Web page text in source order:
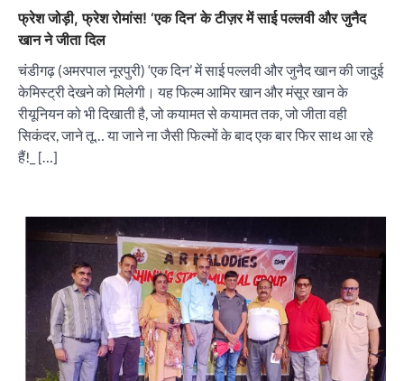
फ्रेश जोड़ी, फ्रेश रोमांस! ‘एक दिन’ के टीज़र में साई पल्लवी और जुनैद
खान ने जीता दिल
चंडीगढ़ (अमरपाल नूरपुरी) ‘एक दिन’ में साई पल्लवी और जुनैद खान की जादुई
केमिस्ट्री देखने को मिलेगी। यह फिल्म आमिर खान और मंसूर खान के
रीयूनियन को भी दिखाती है, जो कयामत से कयामत तक, जो जीता वही
सिकंदर, जाने तू… या जाने ना जैसी फिल्मों के बाद एक बार फिर साथ आ रहे
हैं!_ […]
“वोकल फॉर लोकल” से “लोकल टू ग्लोबल” की ओर भारत
सोलर एनर्जी वेंडर्स एसोसिएशन (सेवा) ने पंजाब में सौर
परियोजनाओं की बाधाओं को दूर करने के लिए पीएसपीसीएल
और एमएनआरई के उच्च अधिकारियों से की मुलाकात
City uday August 6, 2026
₹227 करोड़ का ‘टेबल एजेंडा घोटाला’ भाजपा के
भ्रष्टाचार, तानाशाही और लोकतंत्र की हत्या का सबसे बड़ा
सबूत : एच.एस. लक्की
City uday August 6, 2026